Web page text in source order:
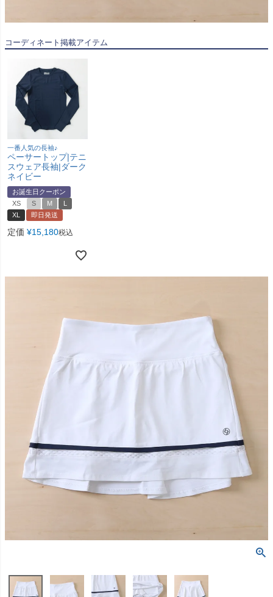
コーディネート掲載アイテム
一番人気の長袖♪
ペーサートップ|テニ
スウェア長袖|ダーク
ネイビー
お誕生日クーポン
XS
S M
L
XL
即日発送
定価 ¥15,180税込